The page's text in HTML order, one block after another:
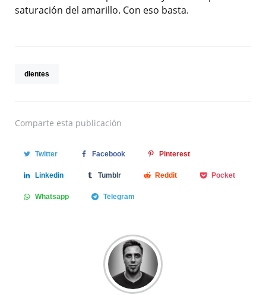
saturación del amarillo. Con eso basta.
dientes
Comparte esta publicación
Twitter Facebook Pinterest
Linkedin Tumblr Reddit Pocket
Whatsapp Telegram